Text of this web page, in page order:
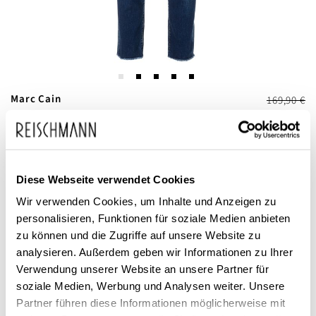
Diese Webseite verwendet Cookies
Wir verwenden Cookies, um Inhalte und Anzeigen zu
personalisieren, Funktionen für soziale Medien anbieten
zu können und die Zugriffe auf unsere Website zu
analysieren. Außerdem geben wir Informationen zu Ihrer
Verwendung unserer Website an unsere Partner für
soziale Medien, Werbung und Analysen weiter. Unsere
Partner führen diese Informationen möglicherweise mit
Zum
Anfang
der
Bildgalerie
springen
Marc Cain
Damen Slim Fit Jeans Silea
169,90 €
inkl. MwSt.
Dieses Produkt ist exklusiv in unseren Filialen erhältlich. Prüfen Sie
mit einem Klick auf „Vor Ort verfügbar?", wo Ihre Größe vorrätig ist.
Vor Ort verfügbar?